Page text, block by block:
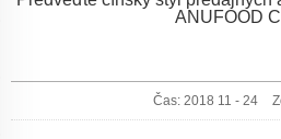
ANUFOOD
Čas: 2018 11 - 24